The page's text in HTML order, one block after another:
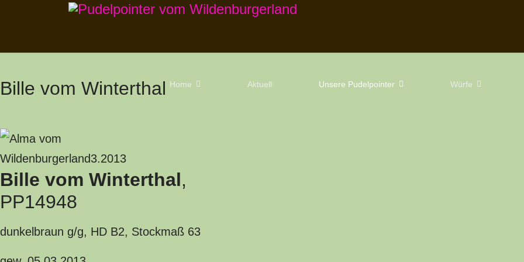
Home Aktuell Unsere Pudelpointer Würfe
Bille vom Winterthal
Bille vom Winterthal,
PP14948
dunkelbraun g/g, HD B2, Stockmaß 63